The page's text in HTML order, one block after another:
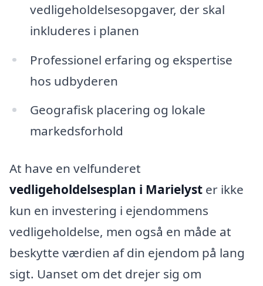
vedligeholdelsesopgaver, der skal
inkluderes i planen
Professionel erfaring og ekspertise
hos udbyderen
Geografisk placering og lokale
markedsforhold
At have en velfunderet
vedligeholdelsesplan i Marielyst er ikke
kun en investering i ejendommens
vedligeholdelse, men også en måde at
beskytte værdien af din ejendom på lang
sigt. Uanset om det drejer sig om